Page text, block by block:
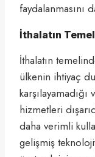
faydalanmasını
İthalatın Temel
İthalatın
ülkenin ihtiyaç
hizmetleri
daha verimli
gelişmiş